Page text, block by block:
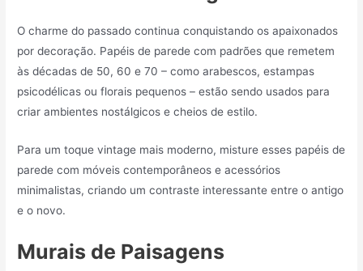
O charme do passado continua conquistando os apaixonados
por decoração. Papéis de parede com padrões que remetem
às décadas de 50, 60 e 70 – como arabescos, estampas
psicodélicas ou florais pequenos – estão sendo usados para
criar ambientes nostálgicos e cheios de estilo.
Para um toque vintage mais moderno, misture esses papéis de
parede com móveis contemporâneos e acessórios
minimalistas, criando um contraste interessante entre o antigo
e o novo.
Murais de Paisagens